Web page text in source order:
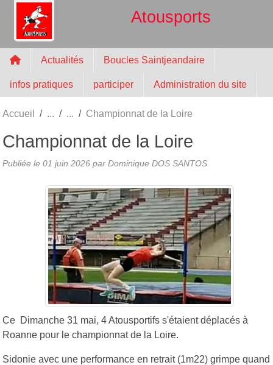
Atousports
Actualités Boucles Saintjeandaire
infos pratiques participer Administration du site
Accueil Championnat de la Loire
Championnat de la Loire
Publiée le 01 juin 2026 par Dominique DOS SANTOS
Ce Dimanche 31 mai, 4 Atousportifs s'étaient déplacés à
Roanne pour le championnat de la Loire.
Sidonie avec une performance en retrait (1m22) grimpe quand
Panneau de gestion des cookies